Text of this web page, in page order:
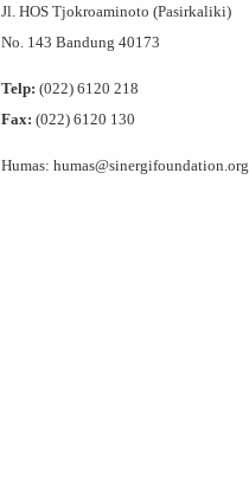
Jl. HOS Tjokroaminoto (Pasirkaliki)
No. 143 Bandung 40173
Telp: (022) 6120 218
Fax: (022) 6120 130
Humas: humas@sinergifoundation.org